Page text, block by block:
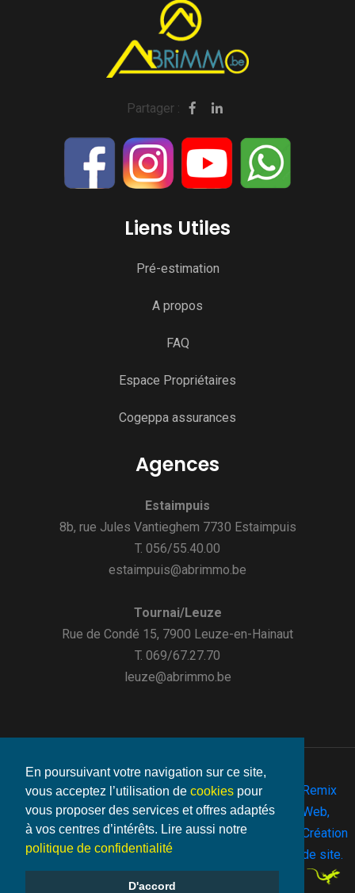
En poursuivant votre navigation sur ce site,
vous acceptez l’utilisation de cookies pour
vous proposer des services et offres adaptés
à vos centres d’intérêts. Lire aussi notre
politique de confidentialité
D'accord
Partager :
Liens Utiles
Pré-estimation
A propos
FAQ
Espace Propriétaires
Cogeppa assurances
Agences
Estaimpuis
8b, rue Jules Vantieghem 7730 Estaimpuis
T. 056/55.40.00
estaimpuis@abrimmo.be
Tournai/Leuze
Rue de Condé 15, 7900 Leuze-en-Hainaut
T. 069/67.27.70
leuze@abrimmo.be
©2026
Abrimmo.beMentions-
Vie
privée
-Cookies
Remix
Web,
Création
de site.